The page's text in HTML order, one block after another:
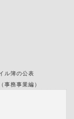
ル簿の公表
務事業編）